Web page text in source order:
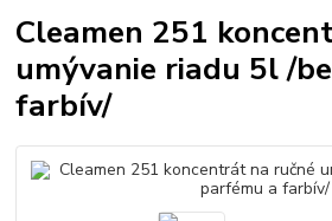
Cleamen 251
umývanie riadu 5l /
farbív/